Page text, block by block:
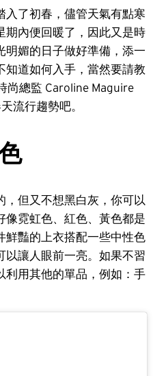
入了初春，儘管天氣有點寒
期內便回暖了，因此又是時
明媚的日子做好準備，添一
知道如何入手，當然要請教
尚總監 Caroline Maguire
流行趨勢吧。
，但又不想黑白灰，你可以
像霓虹色、紅色、黃色都是
鮮豔的上衣搭配一些中性色
以讓人眼前一亮。如果不習
利用其他的單品，例如：手